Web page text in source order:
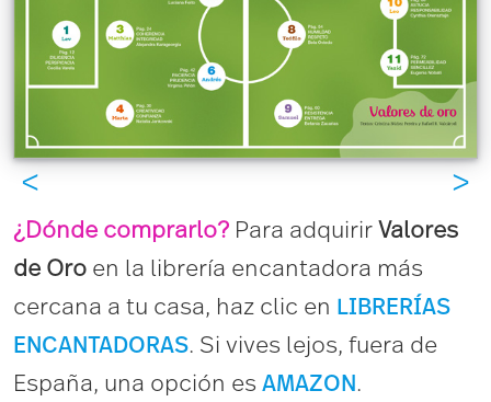
< >
¿Dónde comprarlo? Para adquirirValores
de Oro en la librería encantadora más
cercana a tu casa, haz clic en LIBRERÍAS
ENCANTADORAS. Si vives lejos, fuera de
España, una opción es AMAZON.